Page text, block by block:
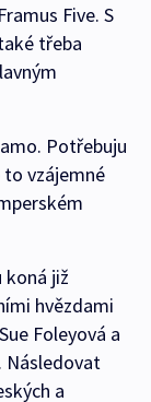
Five. S
třeba
Potřebuju
to vzájemné
koná již
hvězdami
Foleyová a
Následovat
a